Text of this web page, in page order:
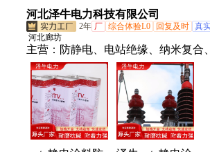
强度高
河北泽牛电力科技有限公司
2年 厂 综合体验L0 回复及时 真
河北廊坊
主营： 防静电、电站绝缘、纳米复合